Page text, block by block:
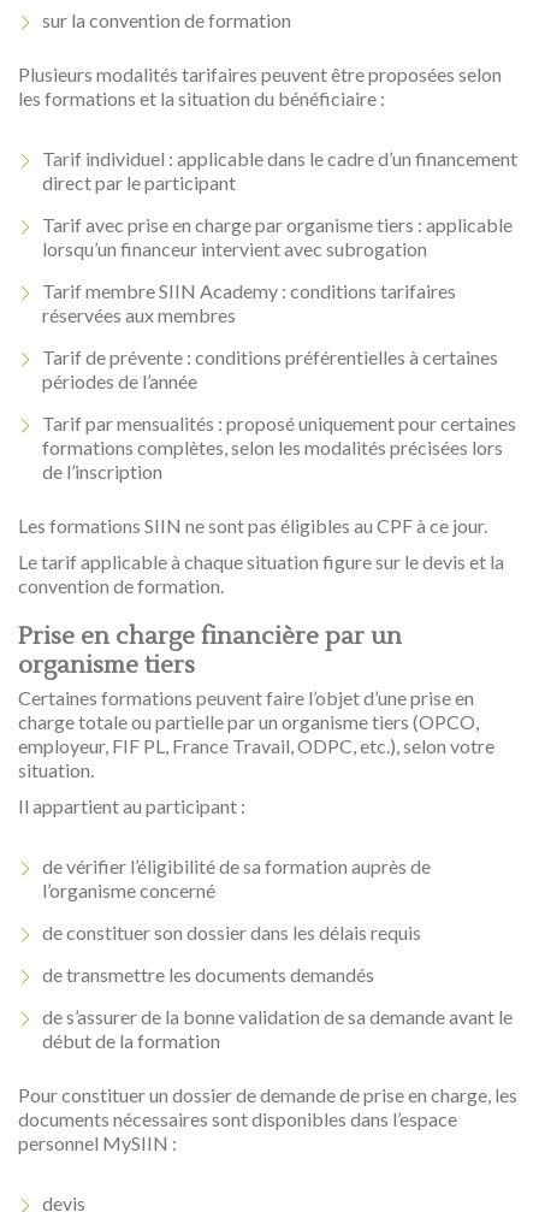
sur la convention de formation
Plusieurs modalités tarifaires peuvent être proposées selon
les formations et la situation du bénéficiaire :
Tarif individuel : applicable dans le cadre d’un financement
direct par le participant
Tarif avec prise en charge par organisme tiers : applicable
lorsqu’un financeur intervient avec subrogation
Tarif membre SIIN Academy : conditions tarifaires
réservées aux membres
Tarif de prévente : conditions préférentielles à certaines
périodes de l’année
Tarif par mensualités : proposé uniquement pour certaines
formations complètes, selon les modalités précisées lors
de l’inscription
Les formations SIIN ne sont pas éligibles au CPF à ce jour.
Le tarif applicable à chaque situation figure sur le devis et la
convention de formation.
Prise en charge financière par un
organisme tiers
Certaines formations peuvent faire l’objet d’une prise en
charge totale ou partielle par un organisme tiers (OPCO,
employeur, FIF PL, France Travail, ODPC, etc.), selon votre
situation.
Il appartient au participant :
de vérifier l’éligibilité de sa formation auprès de
l’organisme concerné
de constituer son dossier dans les délais requis
de transmettre les documents demandés
de s’assurer de la bonne validation de sa demande avant le
début de la formation
Pour constituer un dossier de demande de prise en charge, les
documents nécessaires sont disponibles dans l’espace
personnel MySIIN :
devis